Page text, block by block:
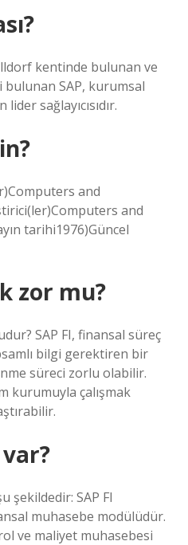
kentinde bulunan ve
bulunan SAP, kurumsal
lider sağlayıcısıdır.
and
and
tarihi1976)Güncel
zor mu?
SAP FI, ​​finansal süreç
bilgi gerektiren bir
süreci zorlu olabilir.
kurumuyla çalışmak
şekildedir: SAP FI
muhasebe modülüdür.
ve maliyet muhasebesi